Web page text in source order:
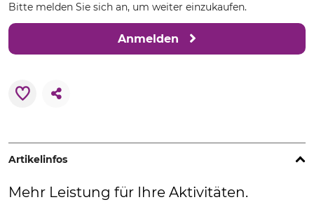
Bitte melden Sie sich an, um weiter einzukaufen.
Anmelden
Artikelinfos
Mehr Leistung für Ihre Aktivitäten.